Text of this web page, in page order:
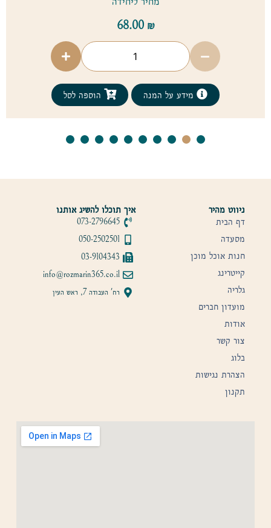
68.00 ₪
מידע על המנה הוספה לסל
ניווט מהיר
דף הבית
מסעדה
חנות אוכל מוכן
קייטרינג
גלריה
מועדון חברים
אודות
צור קשר
בלוג
הצהרת נגישות
תקנון
איך תוכלו להשיג אותנו
073-2796645
050-2502501
03-9104343
info@rozmarin365.co.il
רח' העבודה 7, ראש העין